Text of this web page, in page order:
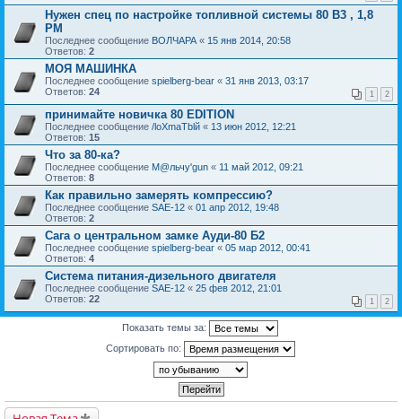
Нужен спец по настройке топливной системы 80 В3 , 1,8
РМ
Последнее сообщение ВОЛЧАРА « 15 янв 2014, 20:58
Ответов: 2
МОЯ МАШИНКА
Последнее сообщение spielberg-bear « 31 янв 2013, 03:17
Ответов: 24 1 2
принимайте новичка 80 EDITION
Последнее сообщение /loXmaTblй « 13 июн 2012, 12:21
Ответов: 15
Что за 80-ка?
Последнее сообщение М@льчу'gun « 11 май 2012, 09:21
Ответов: 8
Как правильно замерять компрессию?
Последнее сообщение SAE-12 « 01 апр 2012, 19:48
Ответов: 2
Сага о центральном замке Ауди-80 Б2
Последнее сообщение spielberg-bear « 05 мар 2012, 00:41
Ответов: 4
Система питания-дизельного двигателя
Последнее сообщение SAE-12 « 25 фев 2012, 21:01
Ответов: 22 1 2
Показать темы за:
Сортировать по: